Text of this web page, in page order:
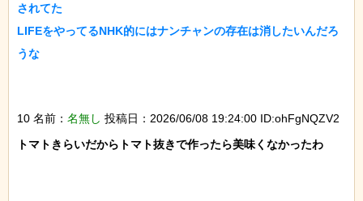
されてた
LIFEをやってるNHK的にはナンチャンの存在は消したいんだろ
うな
10 名前： 名無し 投稿日：2026/06/08 19:24:00 ID:ohFgNQZV2
トマトきらいだからトマト抜きで作ったら美味くなかったわ